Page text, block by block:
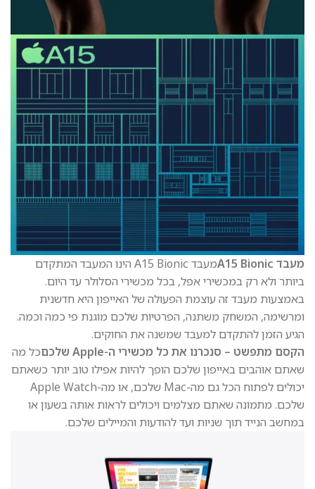
מעבד A15 Bionic
מעבד A15 Bionic הינו המעבד המתקדם
ביותר ולא רק במכשירי אפל, בכל מכשירי הסלולר עד היום.
באמצעות מעבד זה עוצמת הפעולה של האייפון היא חדשנית
ומרשימה, המשחק משתנה, הפרטיות שלכם מוגנת פי כמה וכמה.
הגיע הזמן להתקדם למעבד שמשנה את החוקים.
הקסם מתפשט – סנכרנו את כל מכשירי ה-Apple שלכם
כל מה
שאתם אוהבים באייפון שלכם הופך להיות אפילו טוב יותר כשאתם
יכולים לפתוח הכל גם מה-Mac שלכם, או מה-Apple Watch
שלכם. מתמונה שאתם מצלמים ויכולים לראות אותה בשעון או
במחשב הנייד תוך שניות ועד להודעות והמיילים שלכם.